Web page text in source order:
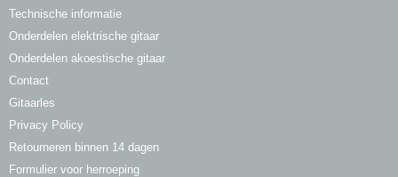
Technische informatie
Onderdelen elektrische gitaar
Onderdelen akoestische gitaar
Contact
Gitaarles
Privacy Policy
Retourneren binnen 14 dagen
Formulier voor herroeping